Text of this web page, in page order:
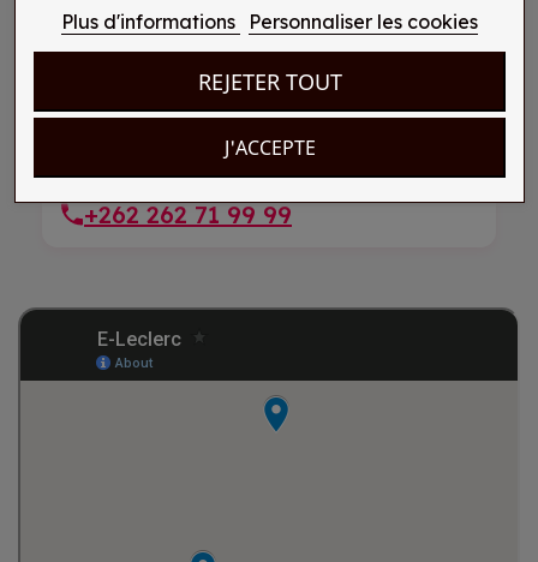
+262 262 57 91 57
Ravine des Cabris, Réunion
E-Leclerc Centre 2 rue Pierre Blas
+262 262 71 99 99
Plus d'informations
Personnaliser les cookies
REJETER TOUT
J'ACCEPTE